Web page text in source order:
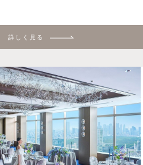
詳しく見る